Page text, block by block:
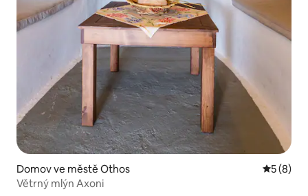
Domov ve městě Othos
5 (8)
Větrný mlýn Axoni